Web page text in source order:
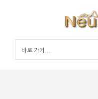
바로 가기...